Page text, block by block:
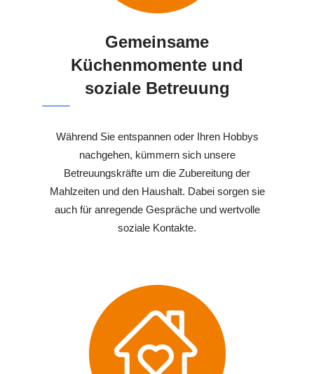
Gemeinsame
Küchenmomente und
soziale Betreuung
Während Sie entspannen oder Ihren Hobbys
nachgehen, kümmern sich unsere
Betreuungskräfte um die Zubereitung der
Mahlzeiten und den Haushalt. Dabei sorgen sie
auch für anregende Gespräche und wertvolle
soziale Kontakte.